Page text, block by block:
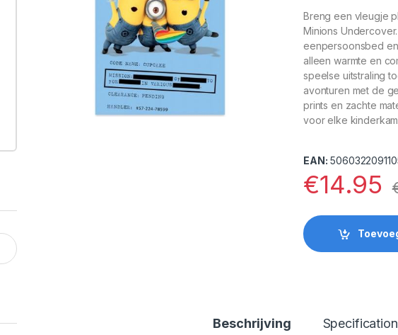
Breng een vleugje
Minions
eenpersoonsbed
alleen warmte en
speelse uitstraling
avonturen met de
prints en zachte
voor elke
EAN:
€14.95
Beschrijving Specification